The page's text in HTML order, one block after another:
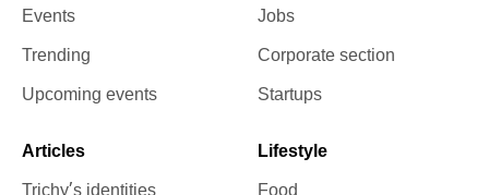
Events
Trending
Upcoming events
Jobs
Corporate section
Startups
Articles
Lifestyle